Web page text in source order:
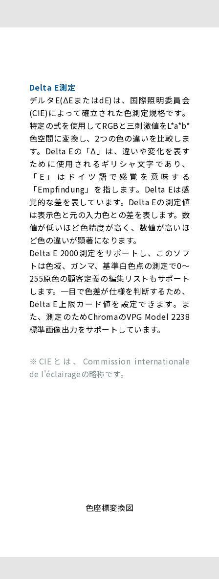
Delta E測定
デルタE(ΔEまたはdE)は、国際照明委員会
(CIE)によって確立された色測定規格です。
特定の式を使用してRGBと三刺激値をL*a*b*
色空間に変換し、2つの色の違いを比較しま
す。Delta Eの「Δ」は、違いや変化を表す
ために使用されるギリシャ文字であり、
「E」はドイツ語で感覚を意味する
「Empfindung」を指します。Delta Eは感
覚的な差を表しています。Delta Eの測定値
は表示色と元の入力色との差を表します。数
値が低いほど色精度が高く、数値が高いほ
ど色の違いが顕著になります。
Delta E 2000測定をサポートし、このソフ
トは色域、ガンマ、基準白色点の測定で0〜
255原色の顧客定義の編集リストもサポート
します。一目で色差が仕様を判断するため、
Delta E上限カード値を設定できます。ま
た、測定のためChromaのVPG Model 2238
標準画像出力をサポートしています。
※CIEとは、Commission internationale
de l'éclairageの略称です。
色座標変換図